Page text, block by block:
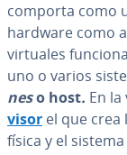
comporta como
hardware como
virtuales
uno o varios
neso host. En
vi­sor el que crea
física y el